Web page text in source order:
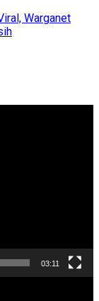
Warganet
03:11